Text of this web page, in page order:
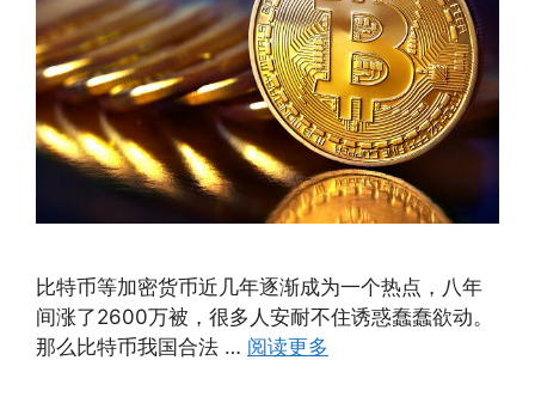
比特币等加密货币近几年逐渐成为一个热点，八年
间涨了2600万被，很多人安耐不住诱惑蠢蠢欲动。
那么比特币我国合法 … 阅读更多